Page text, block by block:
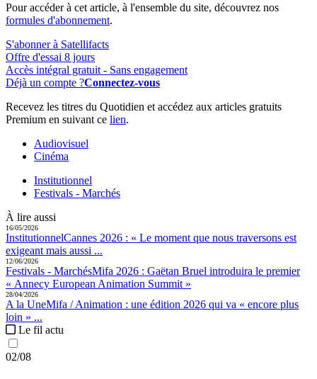
Pour accéder à cet article, à l'ensemble du site, découvrez nos
formules d'abonnement.
S'abonner à Satellifacts
Offre d'essai 8 jours
Accès intégral gratuit - Sans engagement
Déjà un compte ?Connectez-vous
Recevez les titres du Quotidien et accédez aux articles gratuits
Premium en suivant ce lien.
Audiovisuel
Cinéma
Institutionnel
Festivals - Marchés
À lire aussi
16/05/2026
InstitutionnelCannes 2026 : « Le moment que nous traversons est
exigeant mais aussi ...
12/06/2026
Festivals - MarchésMifa 2026 : Gaëtan Bruel introduira le premier
« Annecy European Animation Summit »
28/04/2026
A la UneMifa / Animation : une édition 2026 qui va « encore plus
loin » ...
Le fil actu
02/08